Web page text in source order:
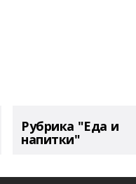
Рубрика "Еда и
напитки"